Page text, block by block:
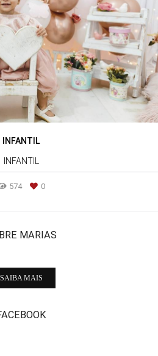
INFANTIL
INFANTIL
574 0
MARIAS
SAIBA MAIS